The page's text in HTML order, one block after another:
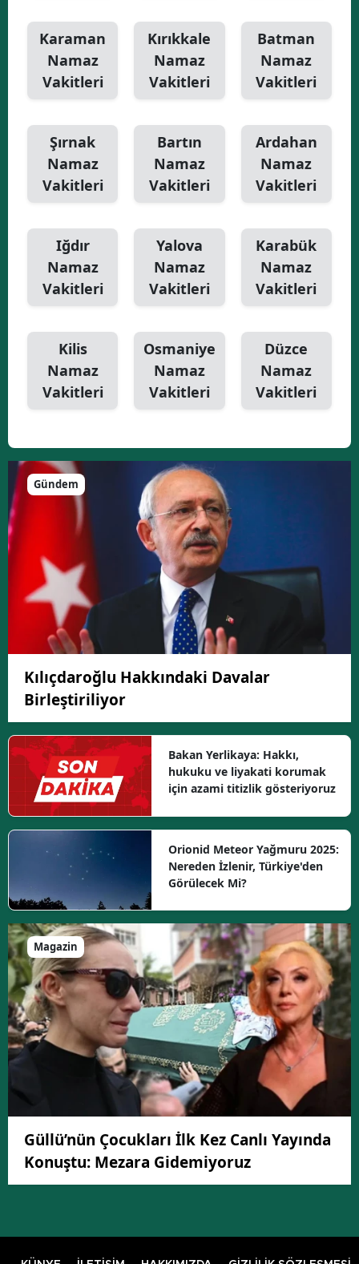
Karaman
Namaz
Vakitleri
Kırıkkale
Namaz
Vakitleri
Batman
Namaz
Vakitleri
Şırnak
Namaz
Vakitleri
Bartın
Namaz
Vakitleri
Ardahan
Namaz
Vakitleri
Iğdır
Namaz
Vakitleri
Yalova
Namaz
Vakitleri
Karabük
Namaz
Vakitleri
Kilis
Namaz
Vakitleri
Osmaniye
Namaz
Vakitleri
Düzce
Namaz
Vakitleri
Gündem
Kılıçdaroğlu Hakkındaki Davalar
Birleştiriliyor
Bakan Yerlikaya: Hakkı,
hukuku ve liyakati korumak
için azami titizlik gösteriyoruz
Orionid Meteor Yağmuru 2025:
Nereden İzlenir, Türkiye'den
Görülecek Mi?
Magazin
Güllü’nün Çocukları İlk Kez Canlı Yayında
Konuştu: Mezara Gidemiyoruz